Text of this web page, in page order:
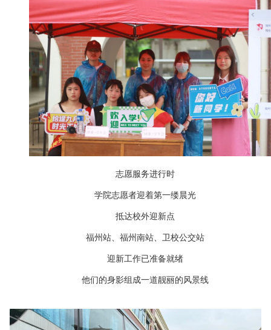
志愿服务进行时
学院志愿者迎着第一缕晨光
抵达校外迎新点
福州站、福州南站、卫校公交站
迎新工作已准备就绪
他们的身影组成一道靓丽的风景线